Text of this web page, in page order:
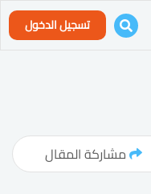
تسجيل الدخول
مشاركة المقال